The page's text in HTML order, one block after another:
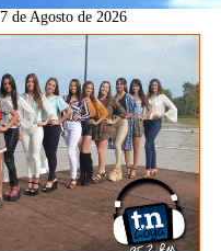
7 de Agosto de 2026